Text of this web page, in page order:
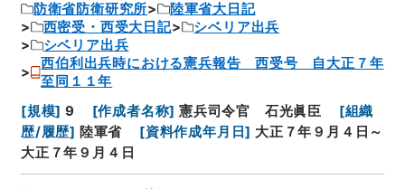
防衛省防衛研究所
陸軍省大日記
西密受・西受大日記
シベリア出兵
シベリア出兵
西伯利出兵時における憲兵報告 西受号 自大正７年
至同１１年
[規模] 9 [作成者名称] 憲兵司令官 石光眞臣 [組織
歴/履歴] 陸軍省 [資料作成年月日] 大正７年９月４日～
大正７年９月４日